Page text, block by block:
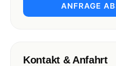
ANFRAGE
Kontakt & Anfahrt